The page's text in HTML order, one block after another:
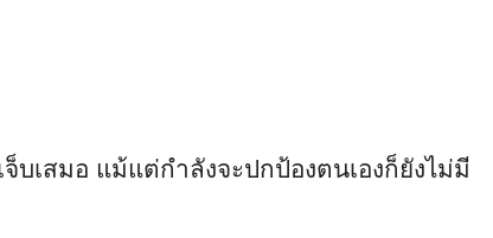
บเสมอ แม้แต่กำลังจะปกป้องตนเองก็ยังไม่มี